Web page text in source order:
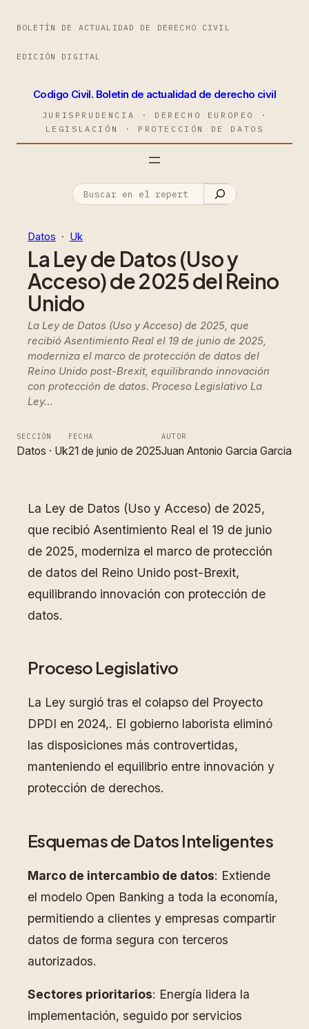
BOLETÍN DE ACTUALIDAD DE DERECHO CIVIL
EDICIÓN DIGITAL
Codigo Civil. Boletin de actualidad de derecho civil
JURISPRUDENCIA · DERECHO EUROPEO ·
LEGISLACIÓN · PROTECCIÓN DE DATOS
Datos
  ·
Uk
La Ley de Datos (Uso y
Acceso) de 2025 del Reino
Unido
La Ley de Datos (Uso y Acceso) de 2025, que
recibió Asentimiento Real el 19 de junio de 2025,
moderniza el marco de protección de datos del
Reino Unido post-Brexit, equilibrando innovación
con protección de datos. Proceso Legislativo La
Ley…
SECCIÓN
Datos · Uk
FECHA
21 de junio de 2025
AUTOR
Juan Antonio Garcia Garcia
La Ley de Datos (Uso y Acceso) de 2025,
que recibió Asentimiento Real el 19 de junio
de 2025, moderniza el marco de protección
de datos del Reino Unido post-Brexit,
equilibrando innovación con protección de
datos.
Proceso Legislativo
La Ley surgió tras el colapso del Proyecto
DPDI en 2024,. El gobierno laborista eliminó
las disposiciones más controvertidas,
manteniendo el equilibrio entre innovación y
protección de derechos.
Esquemas de Datos Inteligentes
Marco de intercambio de datos: Extiende
el modelo Open Banking a toda la economía,
permitiendo a clientes y empresas compartir
datos de forma segura con terceros
autorizados.
Sectores prioritarios: Energía lidera la
implementación, seguido por servicios